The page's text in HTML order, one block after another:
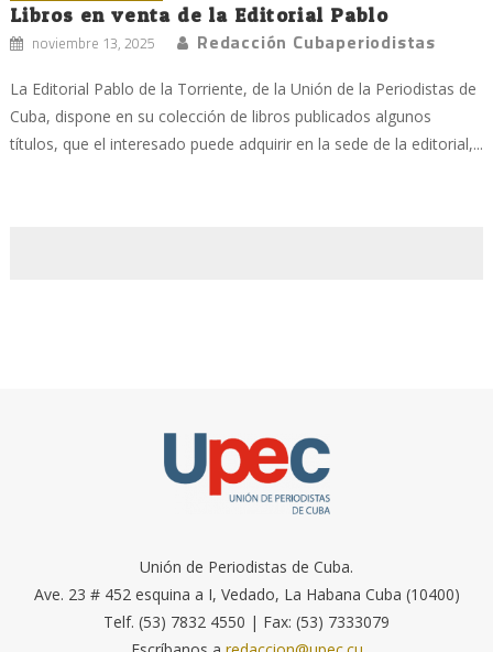
Libros en venta de la Editorial Pablo
noviembre 13, 2025 Redacción Cubaperiodistas
La Editorial Pablo de la Torriente, de la Unión de la Periodistas de
Cuba, dispone en su colección de libros publicados algunos
títulos, que el interesado puede adquirir en la sede de la editorial,...
Unión de Periodistas de Cuba.
Ave. 23 # 452 esquina a I, Vedado, La Habana Cuba (10400)
Telf. (53) 7832 4550 | Fax: (53) 7333079